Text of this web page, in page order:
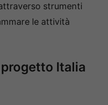
strumenti
le attività
Italia